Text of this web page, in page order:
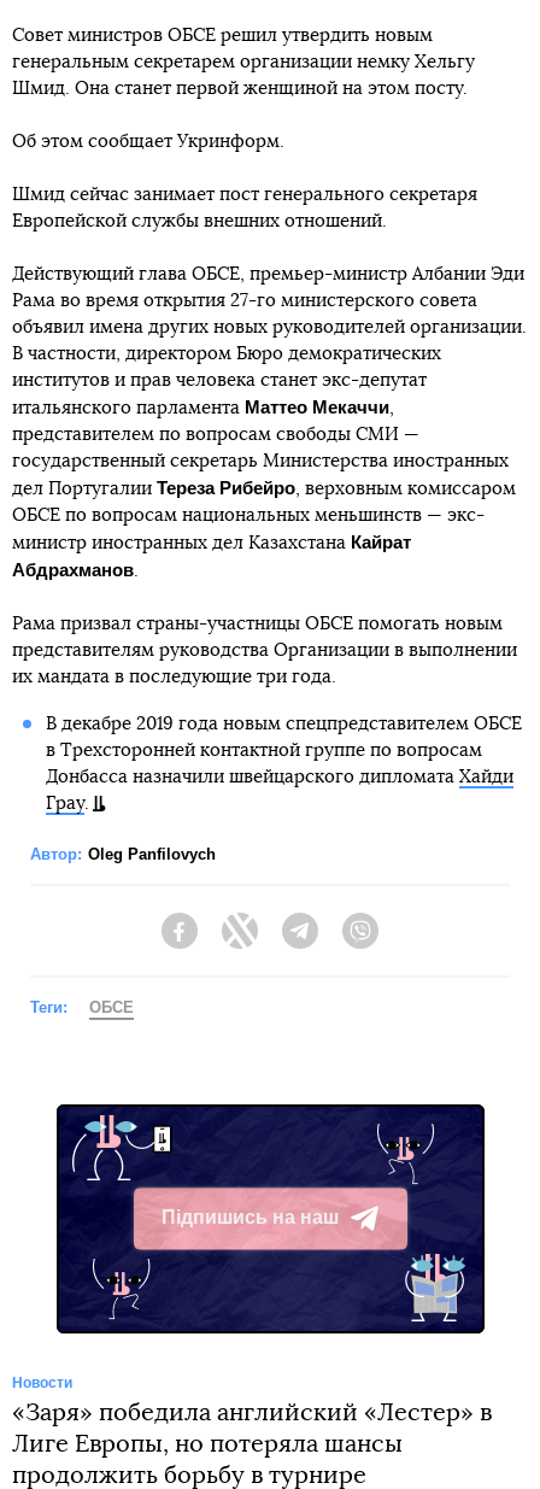
Совет министров ОБСЕ решил утвердить новым
генеральным секретарем организации немку Хельгу
Шмид. Она станет первой женщиной на этом посту.
Об этом сообщает Укринформ.
Шмид сейчас занимает пост генерального секретаря
Европейской службы внешних отношений.
Действующий глава ОБСЕ, премьер-министр Албании Эди
Рама во время открытия 27-го министерского совета
объявил имена других новых руководителей организации.
В частности, директором Бюро демократических
институтов и прав человека станет экс-депутат
итальянского парламента Маттео Мекаччи
представителем по вопросам свободы СМИ —
государственный секретарь Министерства иностранных
дел Португалии Тереза Рибейро , верховным комиссаром
ОБСЕ по вопросам национальных меньшинств — экс-
министр иностранных дел Казахстана Кайрат
Абдрахманов
Рама призвал страны-участницы ОБСЕ помогать новым
представителям руководства Организации в выполнении
их мандата в последующие три года.
В декабре 2019 года новым спецпредставителем ОБСЕ
в Трехсторонней контактной группе по вопросам
Донбасса назначили швейцарского дипломата Хайди
Грау.
Автор: Oleg Panfilovych
FacebookTwitter Telegram
Теги: ОБСЕ
Підпишись на наш
Telegram
Новости
«Заря» победила английский «Лестер» в
Лиге Европы, но потеряла шансы
продолжить борьбу в турнире